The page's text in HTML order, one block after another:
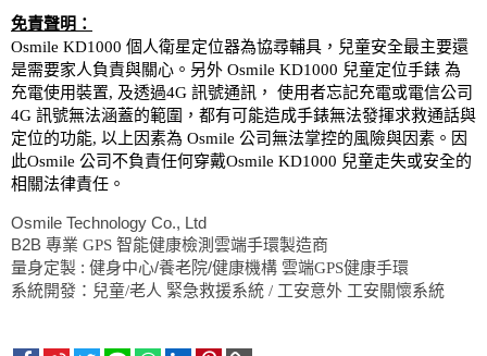
免責聲明：
Osmile KD1000 個人衛星定位器為協尋輔具，兒童安全最主要還
是需要家人負責與關心。另外 Osmile KD1000 兒童定位手錶 為
充電使用裝置, 及透過4G 訊號通訊，
使用者忘記充電或電信公司
4G 訊號無法涵蓋的範圍，都有可能造成手錶無法發揮求救通話與
定位的功能, 以上因素為 Osmile 公司無法掌控的風險與因素。因
此Osmile 公司不負責任何穿戴Osmile KD1000 兒童走失或安全的
相關法律責任。
Osmile Technology Co., Ltd
B2B 專業 GPS 智能健康檢測雲端手環製造商
量身定製 : 健身中心/養老院/健康機構 雲端GPS健康手環
系統開發：兒童/老人 緊急救援系統 / 工安意外 工安關懷系統